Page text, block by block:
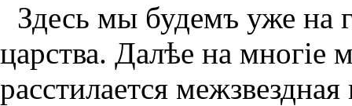
Здесь мы будемъ уже на
царства. Далѣе на многiе
расстилается